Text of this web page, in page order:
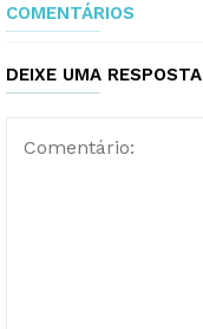
COMENTÁRIOS
DEIXE UMA RESPOSTA